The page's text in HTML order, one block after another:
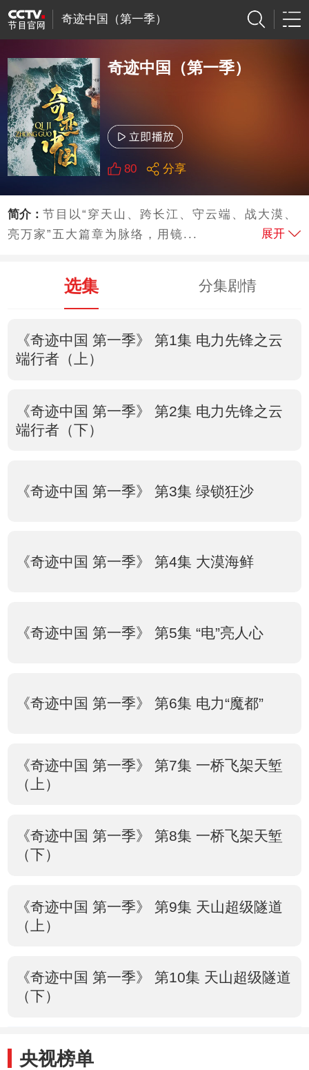
奇迹中国（第一季）
奇迹中国（第一季）
80 分享
简介：节目以“穿天山、跨长江、守云端、战大漠、
亮万家”五大篇章为脉络，用镜...
展开
选集 分集剧情
《奇迹中国 第一季》 第1集 电力先锋之云
端行者（上）
《奇迹中国 第一季》 第2集 电力先锋之云
端行者（下）
《奇迹中国 第一季》 第3集 绿锁狂沙
《奇迹中国 第一季》 第4集 大漠海鲜
《奇迹中国 第一季》 第5集 “电”亮人心
《奇迹中国 第一季》 第6集 电力“魔都”
《奇迹中国 第一季》 第7集 一桥飞架天堑
（上）
《奇迹中国 第一季》 第8集 一桥飞架天堑
（下）
《奇迹中国 第一季》 第9集 天山超级隧道
（上）
《奇迹中国 第一季》 第10集 天山超级隧道
（下）
央视榜单